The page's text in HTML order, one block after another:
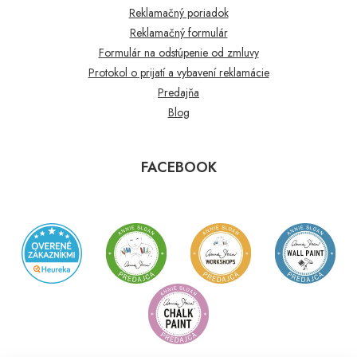
Reklamačný poriadok
Reklamačný formulár
Formulár na odstúpenie od zmluvy
Protokol o prijatí a vybavení reklamácie
Predajňa
Blog
FACEBOOK